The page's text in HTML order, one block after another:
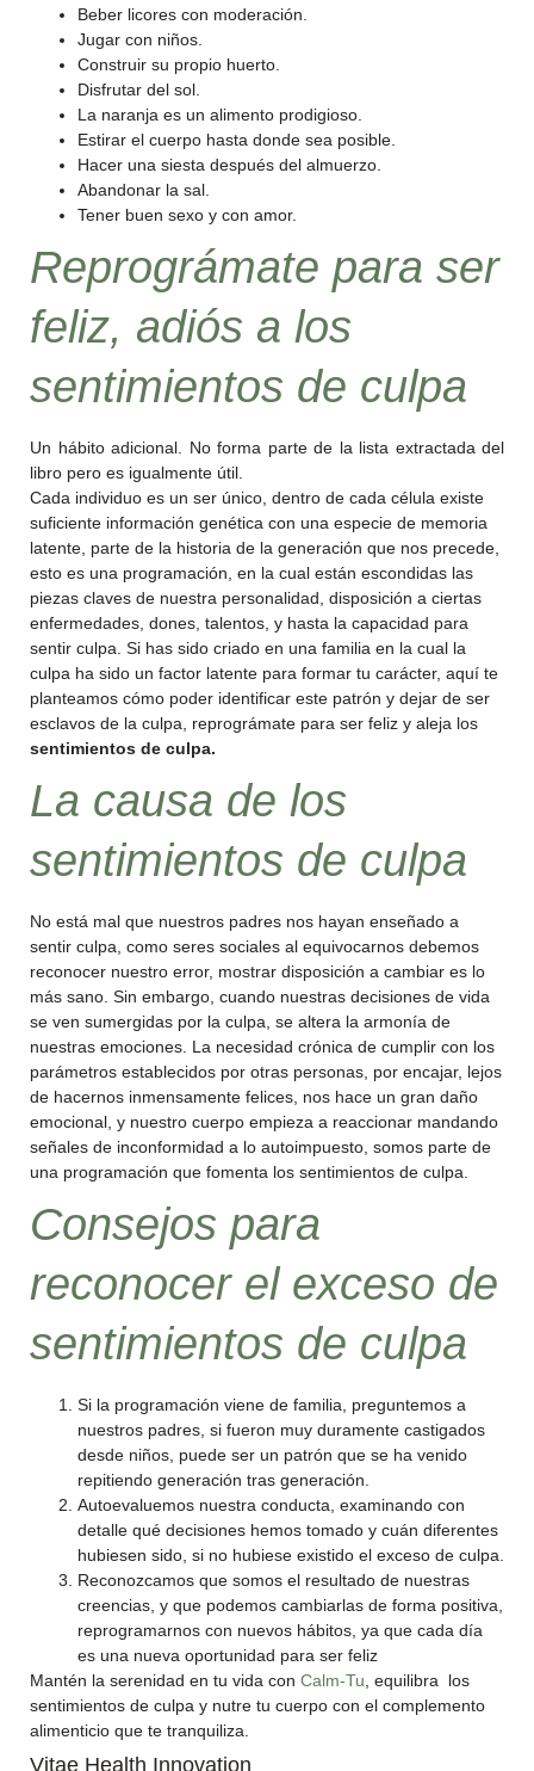
Beber licores con moderación.
Jugar con niños.
Construir su propio huerto.
Disfrutar del sol.
La naranja es un alimento prodigioso.
Estirar el cuerpo hasta donde sea posible.
Hacer una siesta después del almuerzo.
Abandonar la sal.
Tener buen sexo y con amor.
Reprográmate para ser
feliz, adiós a los
sentimientos de culpa
Un hábito adicional. No forma parte de la lista extractada del
libro pero es igualmente útil.
Cada individuo es un ser único, dentro de cada célula existe
suficiente información genética con una especie de memoria
latente, parte de la historia de la generación que nos precede,
esto es una programación, en la cual están escondidas las
piezas claves de nuestra personalidad, disposición a ciertas
enfermedades, dones, talentos, y hasta la capacidad para
sentir culpa. Si has sido criado en una familia en la cual la
culpa ha sido un factor latente para formar tu carácter, aquí te
planteamos cómo poder identificar este patrón y dejar de ser
esclavos de la culpa, reprográmate para ser feliz y aleja los
sentimientos de culpa.
La causa de los
sentimientos de culpa
No está mal que nuestros padres nos hayan enseñado a
sentir culpa, como seres sociales al equivocarnos debemos
reconocer nuestro error, mostrar disposición a cambiar es lo
más sano. Sin embargo, cuando nuestras decisiones de vida
se ven sumergidas por la culpa, se altera la armonía de
nuestras emociones. La necesidad crónica de cumplir con los
parámetros establecidos por otras personas, por encajar, lejos
de hacernos inmensamente felices, nos hace un gran daño
emocional, y nuestro cuerpo empieza a reaccionar mandando
señales de inconformidad a lo autoimpuesto, somos parte de
una programación que fomenta los sentimientos de culpa.
Consejos para
reconocer el exceso de
sentimientos de culpa
Si la programación viene de familia, preguntemos a
nuestros padres, si fueron muy duramente castigados
desde niños, puede ser un patrón que se ha venido
repitiendo generación tras generación.
Autoevaluemos nuestra conducta, examinando con
detalle qué decisiones hemos tomado y cuán diferentes
hubiesen sido, si no hubiese existido el exceso de culpa.
Reconozcamos que somos el resultado de nuestras
creencias, y que podemos cambiarlas de forma positiva,
reprogramarnos con nuevos hábitos, ya que cada día
es una nueva oportunidad para ser feliz
Mantén la serenidad en tu vida con Calm-Tu , equilibra los
sentimientos de culpa y nutre tu cuerpo con el complemento
alimenticio que te tranquiliza.
Vitae Health Innovation